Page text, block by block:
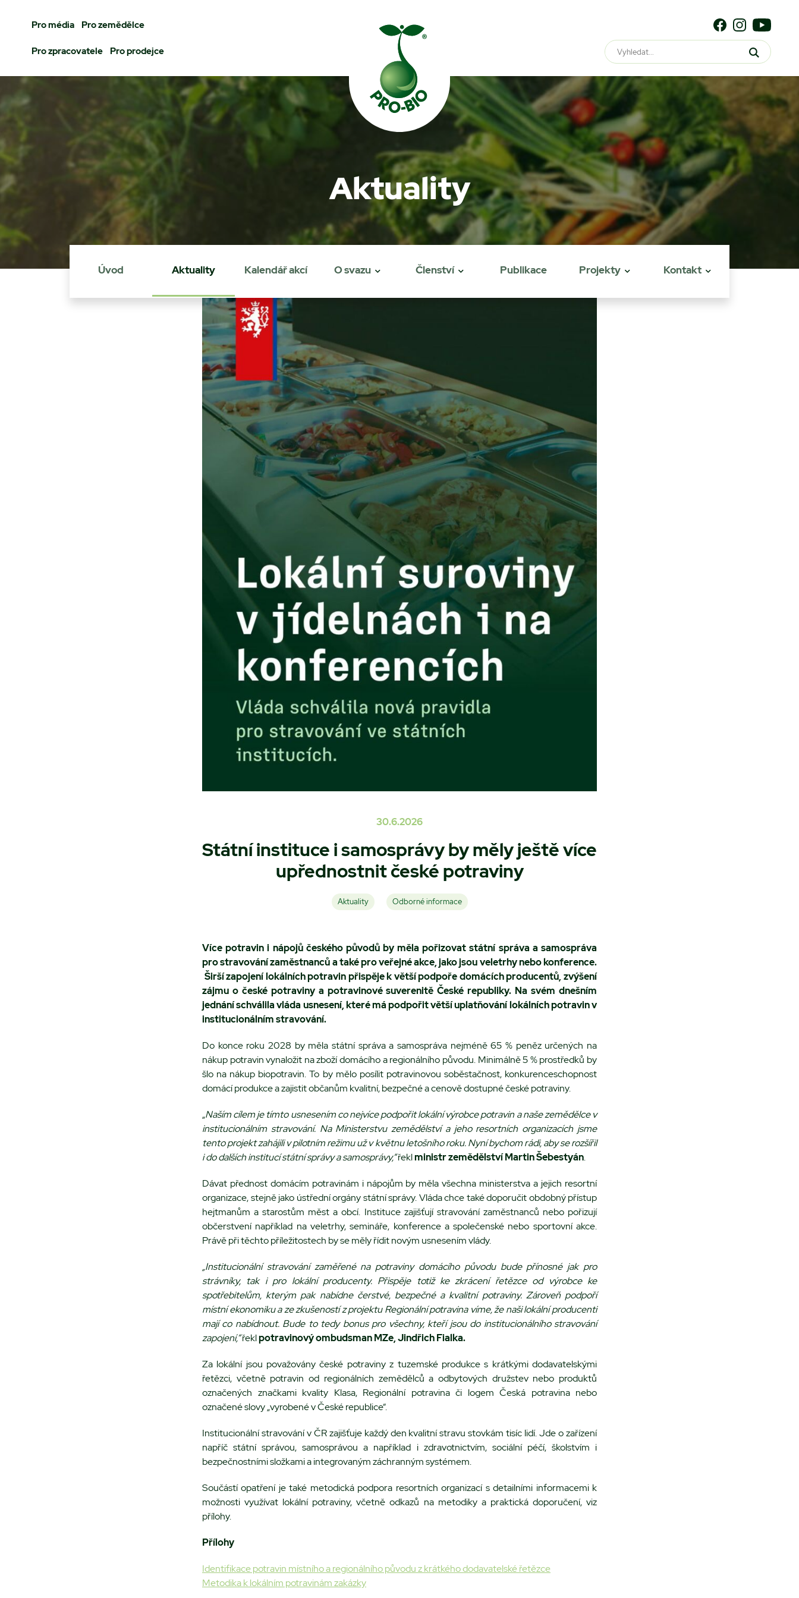
Prohledat PRO-BIO
Pro média Pro zemědělce
Pro zpracovatele Pro prodejce
Aktuality
Úvod Aktuality Kalendář akcí O svazu Členství Publikace Projekty Kontakt
30.6.2026
Státní instituce i samosprávy by měly ještě více
upřednostnit české potraviny
Aktuality Odborné informace
Více potravin i nápojů českého původů by měla pořizovat státní správa a samospráva
pro stravování zaměstnanců a také pro veřejné akce, jako jsou veletrhy nebo konference.
Širší zapojení lokálních potravin přispěje k větší podpoře domácích producentů, zvýšení
zájmu o české potraviny a potravinové suverenitě České republiky. Na svém dnešním
jednání schválila vláda usnesení, které má podpořit větší uplatňování lokálních potravin v
institucionálním stravování.
Do konce roku 2028 by měla státní správa a samospráva nejméně 65 % peněz určených na
nákup potravin vynaložit na zboží domácího a regionálního původu. Minimálně 5 % prostředků by
šlo na nákup biopotravin. To by mělo posílit potravinovou soběstačnost, konkurenceschopnost
domácí produkce a zajistit občanům kvalitní, bezpečné a cenově dostupné české potraviny.
„Naším cílem je tímto usnesením co nejvíce podpořit lokální výrobce potravin a naše zemědělce v
institucionálním stravování. Na Ministerstvu zemědělství a jeho resortních organizacích jsme
tento projekt zahájili v pilotním režimu už v květnu letošního roku. Nyní bychom rádi, aby se rozšířil
i do dalších institucí státní správy a samosprávy,“řeklministr zemědělství Martin Šebestyán.
Dávat přednost domácím potravinám i nápojům by měla všechna ministerstva a jejich resortní
organizace, stejně jako ústřední orgány státní správy. Vláda chce také doporučit obdobný přístup
hejtmanům a starostům měst a obcí. Instituce zajišťují stravování zaměstnanců nebo pořizují
občerstvení například na veletrhy, semináře, konference a společenské nebo sportovní akce.
Právě při těchto příležitostech by se měly řídit novým usnesením vlády.
„Institucionální stravování zaměřené na potraviny domácího původu bude přínosné jak pro
strávníky, tak i pro lokální producenty. Přispěje totiž ke zkrácení řetězce od výrobce ke
spotřebitelům, kterým pak nabídne čerstvé, bezpečné a kvalitní potraviny. Zároveň podpoří
místní ekonomiku a ze zkušeností z projektu Regionální potravina víme, že naši lokální producenti
mají co nabídnout. Bude to tedy bonus pro všechny, kteří jsou do institucionálního stravování
zapojení,“řeklpotravinový ombudsman MZe, Jindřich Fialka.
Za lokální jsou považovány české potraviny z tuzemské produkce s krátkými dodavatelskými
řetězci, včetně potravin od regionálních zemědělců a odbytových družstev nebo produktů
označených značkami kvality Klasa, Regionální potravina či logem Česká potravina nebo
označené slovy „vyrobené v České republice“.
Institucionální stravování v ČR zajišťuje každý den kvalitní stravu stovkám tisíc lidí. Jde o zařízení
napříč státní správou, samosprávou a například i zdravotnictvím, sociální péčí, školstvím i
bezpečnostními složkami a integrovaným záchranným systémem.
Součástí opatření je také metodická podpora resortních organizací s detailními informacemi k
možnosti využívat lokální potraviny, včetně odkazů na metodiky a praktická doporučení, viz
přílohy.
Přílohy
Identifikace potravin místního a regionálního původu z krátkého dodavatelské řetězce
Metodika k lokálním potravinám zakázky